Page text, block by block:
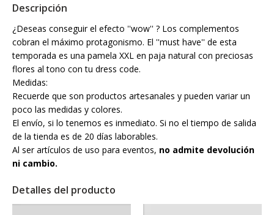
Descripción
¿Deseas conseguir el efecto ''wow'' ? Los complementos
cobran el máximo protagonismo. El ''must have'' de esta
temporada es una pamela XXL en paja natural con preciosas
flores al tono con tu dress code.
Medidas:
Recuerde que son productos artesanales y pueden variar un
poco las medidas y colores.
El envío, si lo tenemos es inmediato. Si no el tiempo de salida
de la tienda es de 20 días laborables.
Al ser artículos de uso para eventos, no admite devolución
ni cambio.
Detalles del producto